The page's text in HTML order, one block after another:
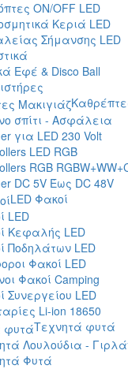
ON/OFF LED
Κεριά LED
Σήμανσης LED
Εφέ & Disco Ball
σπίτι - Ασφάλεια
για LED 230 Volt
LED RGB
RGB
DC 5V Έως DC 48V
LED Φακοί
LED
Κεφαλής LED
Ποδηλάτων LED
Φακοί LED
Φακοί Camping
Συνεργείου LED
Li-ion 18650
Τεχνητά φυτά
Λουλούδια -
Φυτά